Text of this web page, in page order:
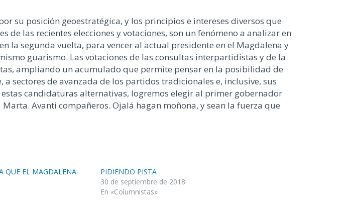
su posición geoestratégica, y los principios e intereses diversos que
las recientes elecciones y votaciones, son un fenómeno a analizar en
la segunda vuelta, para vencer al actual presidente en el Magdalena y
guarismo. Las votaciones de las consultas interpartidistas y de la
ampliando un acumulado que permite pensar en la posibilidad de
sectores de avanzada de los partidos tradicionales e, inclusive, sus
candidaturas alternativas, logremos elegir al primer gobernador
Avanti compañeros. Ojalá hagan moñona, y sean la fuerza que
QUE EL MAGDALENA
PIDIENDO PISTA
30 de septiembre de 2018
En «Columnistas»